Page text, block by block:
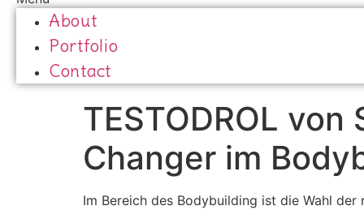
About
Portfolio
Contact
TESTODROL
Changer im
Im Bereich des Bodybuilding ist die Wahl